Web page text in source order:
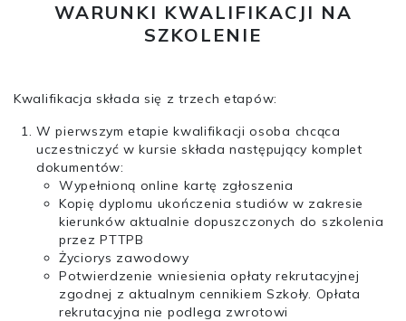
WARUNKI KWALIFIKACJI NA
SZKOLENIE
Kwalifikacja składa się z trzech etapów:
W pierwszym etapie kwalifikacji osoba chcąca
uczestniczyć w kursie składa następujący komplet
dokumentów:
Wypełnioną online kartę zgłoszenia
Kopię dyplomu ukończenia studiów w zakresie
kierunków aktualnie dopuszczonych do szkolenia
przez PTTPB
Życiorys zawodowy
Potwierdzenie wniesienia opłaty rekrutacyjnej
zgodnej z aktualnym cennikiem Szkoły. Opłata
rekrutacyjna nie podlega zwrotowi